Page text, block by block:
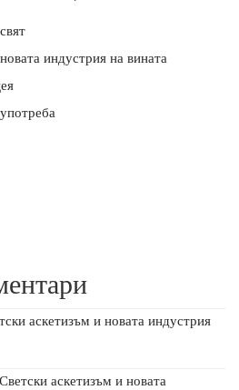
индустрия на вината
аскетизъм и новата индустрия
Светски аскетизъм и новата